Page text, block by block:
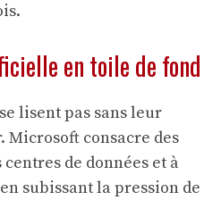
en toile de fond
lisent pas sans leur
consacre des
de données et à
subissant la pression de